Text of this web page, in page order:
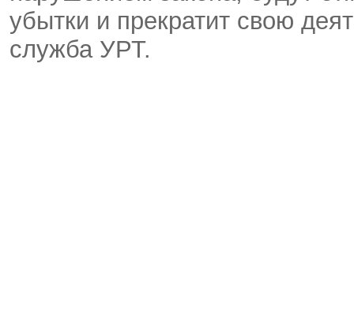
убытки и прекратит свою
служба УРТ.